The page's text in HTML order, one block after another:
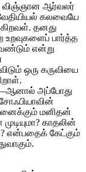
விஞ்ஞான ஆர்வலர்
கலவையே
தனது
உறவுகளைப் பார்த்த
என்று
ஒரு கருவியை
—ஆனால் அப்போது
மனிதன்
காதலின்
என்பதைக் கேட்கும்